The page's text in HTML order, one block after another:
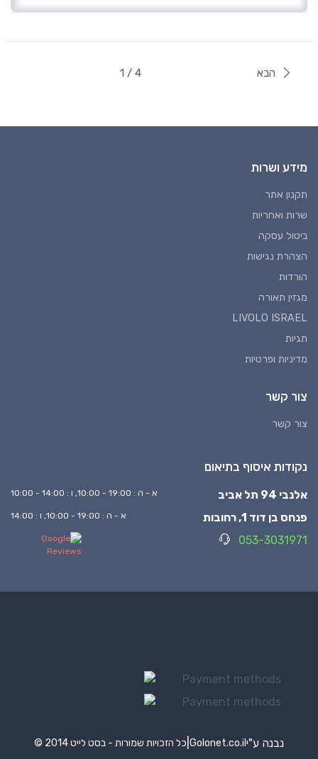
1 / 4 הבא
מידע ושרות
תקנון אתר
שרות ואחריות
ביטול עסקה
הצהרת נגישות
הורדות
מגזין תאורה
LIVOLO ISRAEL
תגיות
מדיניות ופרטיות
צור קשר
צור קשר
נקודות איסוף בתיאום
אלנבי 94 תל אביב א - ה : 19:00 - 10:00, ו : 14:00 - 10:00
פנחס בן דוד 1, רחובות א - ה : 19:00 - 10:00, ו : 14:00
053-3031971
© 2014 כל הזכויות שמורות - בסט לייט Golonet.co.il נבנה ע"י